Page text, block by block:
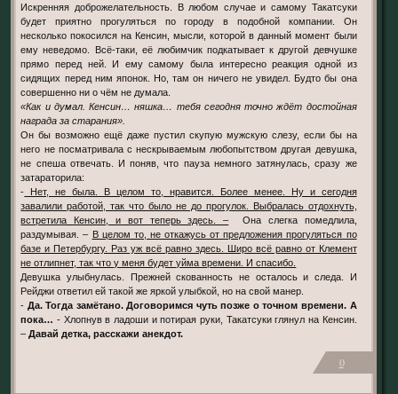
Искренняя доброжелательность. В любом случае и самому Такатсуки
будет приятно прогуляться по городу в подобной компании. Он
несколько покосился на Кенсин, мысли, которой в данный момент были
ему неведомо. Всё-таки, её любимчик подкатывает к другой девчушке
прямо перед ней. И ему самому была интересно реакция одной из
сидящих перед ним японок. Но, там он ничего не увидел. Будто бы она
совершенно ни о чём не думала.
«Как и думал. Кенсин… няшка… тебя сегодня точно ждёт достойная
награда за старания».
Он бы возможно ещё даже пустил скупую мужскую слезу, если бы на
него не посматривала с нескрываемым любопытством другая девушка,
не спеша отвечать. И поняв, что пауза немного затянулась, сразу же
затараторила:
- Нет, не была. В целом то, нравится. Более менее. Ну и сегодня
завалили работой, так что было не до прогулок. Выбралась отдохнуть,
встретила Кенсин, и вот теперь здесь. – Она слегка помедлила,
раздумывая. – В целом то, не откажусь от предложения прогуляться по
базе и Петербургу. Раз уж всё равно здесь. Широ всё равно от Клемент
не отлипнет, так что у меня будет уйма времени. И спасибо.
Девушка улыбнулась. Прежней скованность не осталось и следа. И
Рейджи ответил ей такой же яркой улыбкой, но на свой манер.
- Да. Тогда замётано. Договоримся чуть позже о точном времени. А
пока… - Хлопнув в ладоши и потирая руки, Такатсуки глянул на Кенсин.
–Давай детка, расскажи анекдот.
0